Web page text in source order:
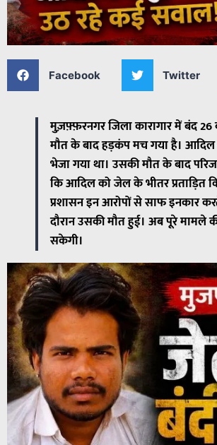
Facebook Twitter
मुज़फ़्फ़रनगर जिला कारागार में बंद 26
मौत के बाद हड़कंप मच गया है।
भेजा गया था। उसकी मौत के बाद
कि आदिल को जेल के भीतर प्रताड़ित
प्रशासन इन आरोपों से साफ इनकार
दौरान उसकी मौत हुई। अब पूरे मामले
सकेगी।